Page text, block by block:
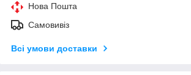
Нова Пошта
Самовивіз
Всі умови доставки